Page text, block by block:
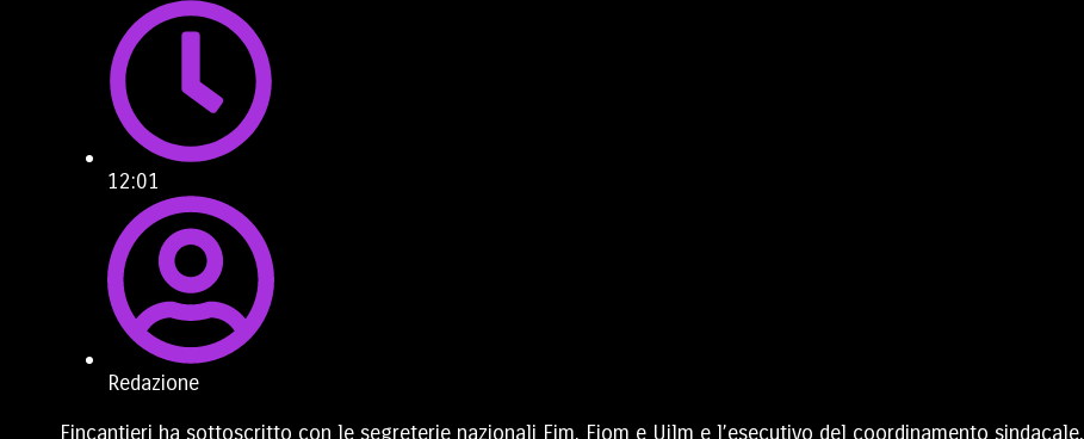
12:01
Redazione
Fincantieri ha sottoscritto con le segreterie nazionali Fim, Fiom e Uilm e l’esecutivo del coordinamento sindacale,